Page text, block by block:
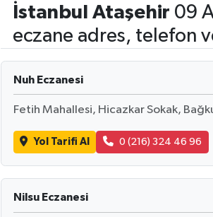
İstanbul Ataşehir 09
eczane adres, telefon
Nuh Eczanesi
Fetih Mahallesi, Hicazkar Sokak,
Yol Tarifi Al 0 (216) 324 46 96
Nilsu Eczanesi